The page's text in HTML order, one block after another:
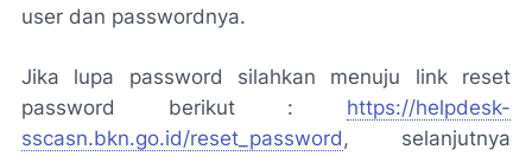
user dan passwordnya.
Jika lupa password silahkan menuju link reset
password berikut : https://helpdesk-
sscasn.bkn.go.id/reset_password, selanjutnya